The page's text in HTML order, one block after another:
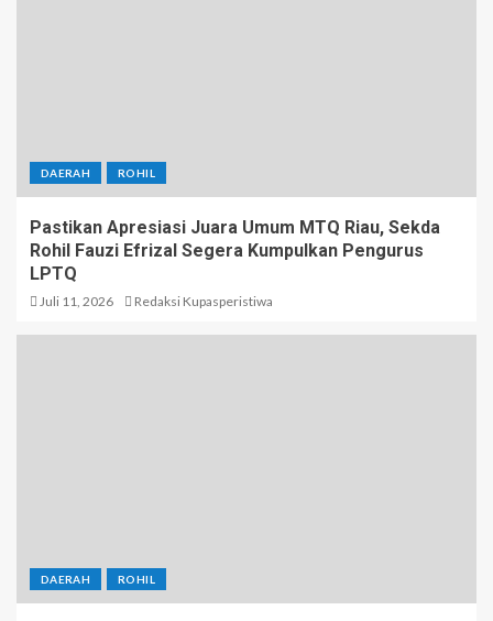
DAERAH ROHIL
Pastikan Apresiasi Juara Umum MTQ Riau, Sekda
Rohil Fauzi Efrizal Segera Kumpulkan Pengurus
LPTQ
Juli 11, 2026 Redaksi Kupasperistiwa
DAERAH ROHIL